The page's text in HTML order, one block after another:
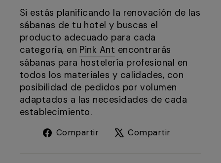
Si estás planificando la renovación de las
sábanas de tu hotel y buscas el
producto adecuado para cada
categoría, en Pink Ant encontrarás
sábanas para hostelería profesional en
todos los materiales y calidades, con
posibilidad de pedidos por volumen
adaptados a las necesidades de cada
establecimiento.
Compartir
Compartir
Compartir